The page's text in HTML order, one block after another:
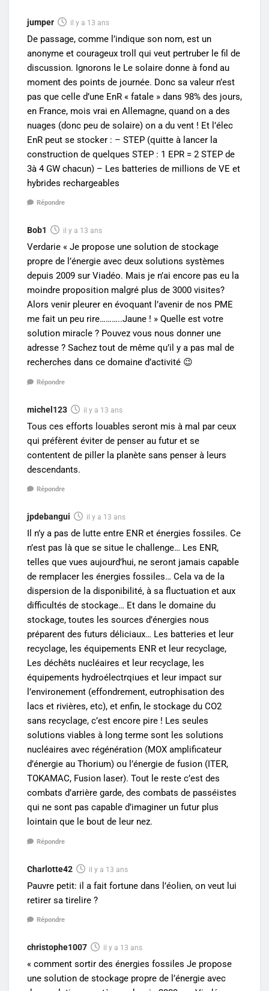
jumper il y a 13 ans
De passage, comme l’indique son nom, est un
anonyme et courageux troll qui veut pertruber le fil de
discussion. Ignorons le Le solaire donne à fond au
moment des points de journée. Donc sa valeur n’est
pas que celle d’une EnR « fatale » dans 98% des jours,
en France, mois vrai en Allemagne, quand on a des
nuages (donc peu de solaire) on a du vent ! Et l’élec
EnR peut se stocker : – STEP (quitte à lancer la
construction de quelques STEP : 1 EPR = 2 STEP de
3à 4 GW chacun) – Les batteries de millions de VE et
hybrides rechargeables
Répondre
Bob1 il y a 13 ans
Verdarie « Je propose une solution de stockage
propre de l’énergie avec deux solutions systèmes
depuis 2009 sur Viadéo. Mais je n’ai encore pas eu la
moindre proposition malgré plus de 3000 visites?
Alors venir pleurer en évoquant l’avenir de nos PME
me fait un peu rire………..Jaune ! » Quelle est votre
solution miracle ? Pouvez vous nous donner une
adresse ? Sachez tout de même qu’il y a pas mal de
recherches dans ce domaine d’activité 😉
Répondre
michel123 il y a 13 ans
Tous ces efforts louables seront mis à mal par ceux
qui préfèrent éviter de penser au futur et se
contentent de piller la planète sans penser à leurs
descendants.
Répondre
jpdebangui il y a 13 ans
Il n’y a pas de lutte entre ENR et énergies fossiles. Ce
n’est pas là que se situe le challenge… Les ENR,
telles que vues aujourd’hui, ne seront jamais capable
de remplacer les énergies fossiles… Cela va de la
dispersion de la disponibilité, à sa fluctuation et aux
difficultés de stockage… Et dans le domaine du
stockage, toutes les sources d’énergies nous
préparent des futurs déliciaux… Les batteries et leur
recyclage, les équipements ENR et leur recyclage,
Les déchêts nucléaires et leur recyclage, les
équipements hydroélectrqiues et leur impact sur
l’environement (effondrement, eutrophisation des
lacs et rivières, etc), et enfin, le stockage du CO2
sans recyclage, c’est encore pire ! Les seules
solutions viables à long terme sont les solutions
nucléaires avec régénération (MOX amplificateur
d’énergie au Thorium) ou l’énergie de fusion (ITER,
TOKAMAC, Fusion laser). Tout le reste c’est des
combats d’arrière garde, des combats de passéistes
qui ne sont pas capable d’imaginer un futur plus
lointain que le bout de leur nez.
Répondre
Charlotte42 il y a 13 ans
Pauvre petit: il a fait fortune dans l’éolien, on veut lui
retirer sa tirelire ?
Répondre
christophe1007 il y a 13 ans
« comment sortir des énergies fossiles Je propose
une solution de stockage propre de l’énergie avec